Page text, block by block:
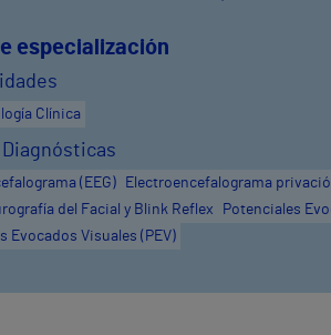
especialización
Clínica
Diagnósticas
(EEG) Electroencefalograma
del Facial y Blink Reflex
Potenciales
Evocados Visuales (PEV)